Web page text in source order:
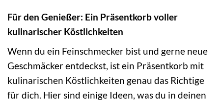
Für den Genießer: Ein Präsentkorb voller
kulinarischer Köstlichkeiten
Wenn du ein Feinschmecker bist und gerne neue
Geschmäcker entdeckst, ist ein Präsentkorb mit
kulinarischen Köstlichkeiten genau das Richtige
für dich. Hier sind einige Ideen, was du in deinen